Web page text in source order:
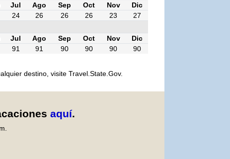
Jul Ago Sep Oct Nov
Dic
24 26 26 26 23
27
Jul Ago Sep Oct Nov
Dic
91 91 90 90 90 90
destino, visite Travel.State.Gov.
aquí.